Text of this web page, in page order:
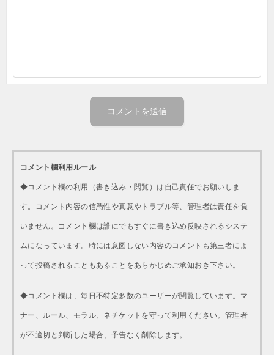
コメント欄利用ルール
◆コメント欄の利用（書き込み・閲覧）は自己責任でお願いしま
す。コメント内容の信憑性や真意やトラブル等、管理者は責任を負
いません。コメント欄は誰にでもすぐに書き込め反映されるシステ
ムになっています。時には意図しない内容のコメントも第三者によ
って投稿されることもあることをあらかじめご承知おき下さい。
◆コメント欄は、毎日不特定多数のユーザーが閲覧しています。マ
ナー、ルール、モラル、ネチケットを守って利用ください。管理者
が不適切と判断した場合、予告なく削除します。